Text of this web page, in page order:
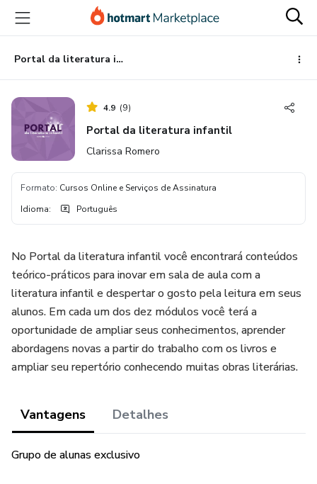
para
conteúdo
principal
para
pagamento
para
rodapé
Portal da literatura infantil
4.9 (9)
Portal da literatura infantil
Clarissa Romero
Formato: Cursos Online e Serviços de Assinatura
Idioma: Português
No Portal da literatura infantil você encontrará conteúdos
teórico-práticos para inovar em sala de aula com a
literatura infantil e despertar o gosto pela leitura em seus
alunos. Em cada um dos dez módulos você terá a
oportunidade de ampliar seus conhecimentos, aprender
abordagens novas a partir do trabalho com os livros e
ampliar seu repertório conhecendo muitas obras literárias.
Vantagens Detalhes
Grupo de alunas exclusivo